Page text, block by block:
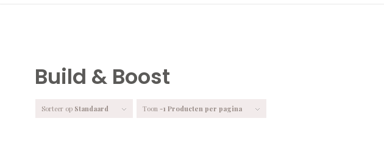
Build & Boost
Sorteer op Standaard Toon -1 Producten per pagina